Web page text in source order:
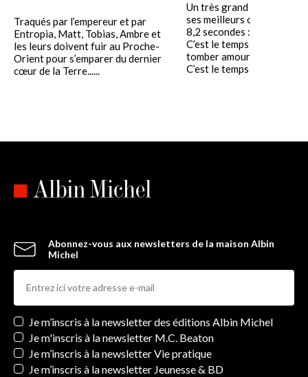
Traqués par l’empereur et par
Entropia, Matt, Tobias, Ambre et
les leurs doivent fuir au Proche-
Orient pour s’emparer du dernier
cœur de la Terre......
Un très grand Chattam !
ses meilleurs opus. Le
8,2 secondes :
C’est le temps qu’il faut
tomber amoureux.
C’est le temps qu’il......
Abonnez-vous aux newsletters de la maison Albin
Michel
Newsletters
Je m’inscris à la newsletter des éditions Albin Michel
Je m'inscris à la newsletter M.C. Beaton
Je m’inscris à la newsletter Vie pratique
Je m’inscris à la newsletter Jeunesse & BD